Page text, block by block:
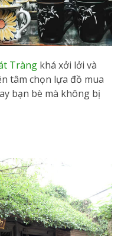
Tràng khá xởi lởi và
tâm chọn lựa đồ mua
bạn bè mà không bị